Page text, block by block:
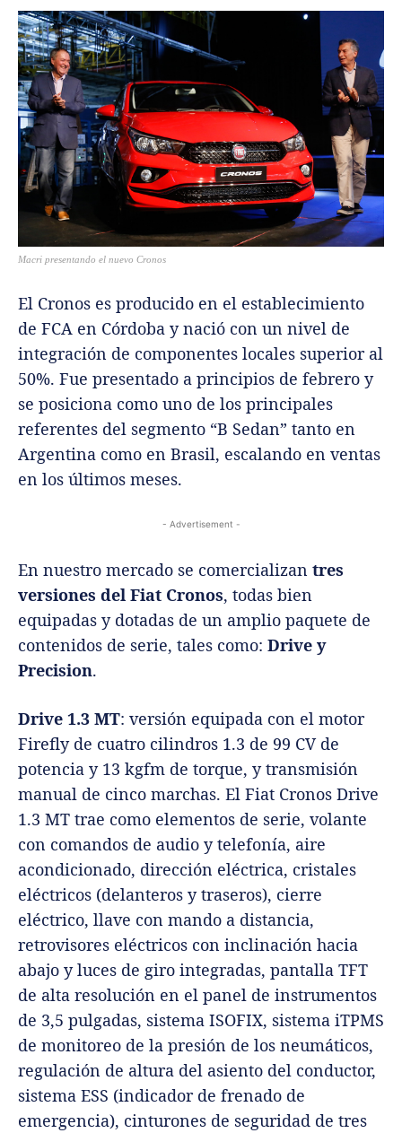
Macri presentando el nuevo Cronos
El Cronos es producido en el establecimiento
de FCA en Córdoba y nació con un nivel de
integración de componentes locales superior al
50%. Fue presentado a principios de febrero y
se posiciona como uno de los principales
referentes del segmento “B Sedan” tanto en
Argentina como en Brasil, escalando en ventas
en los últimos meses.
- Advertisement -
En nuestro mercado se comercializan tres
versiones del Fiat Cronos, todas bien
equipadas y dotadas de un amplio paquete de
contenidos de serie, tales como: Drive y
Precision.
Drive 1.3 MT: versión equipada con el motor
Firefly de cuatro cilindros 1.3 de 99 CV de
potencia y 13 kgfm de torque, y transmisión
manual de cinco marchas. El Fiat Cronos Drive
1.3 MT trae como elementos de serie, volante
con comandos de audio y telefonía, aire
acondicionado, dirección eléctrica, cristales
eléctricos (delanteros y traseros), cierre
eléctrico, llave con mando a distancia,
retrovisores eléctricos con inclinación hacia
abajo y luces de giro integradas, pantalla TFT
de alta resolución en el panel de instrumentos
de 3,5 pulgadas, sistema ISOFIX, sistema iTPMS
de monitoreo de la presión de los neumáticos,
regulación de altura del asiento del conductor,
sistema ESS (indicador de frenado de
emergencia), cinturones de seguridad de tres